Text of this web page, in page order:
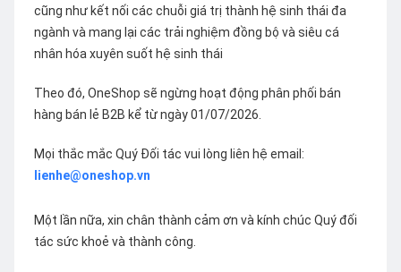
cũng như kết nối các chuỗi giá trị thành hệ sinh thái đa
ngành và mang lại các trải nghiệm đồng bộ và siêu cá
nhân hóa xuyên suốt hệ sinh thái
Theo đó, OneShop sẽ ngừng hoạt động phân phối bán
hàng bán lẻ B2B kể từ ngày 01/07/2026.
Mọi thắc mắc Quý Đối tác vui lòng liên hệ email:
lienhe@oneshop.vn
Một lần nữa, xin chân thành cảm ơn và kính chúc Quý đối
tác sức khoẻ và thành công.